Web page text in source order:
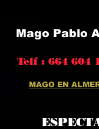
Mago Pablo
Telf : 664 604
MAGO EN